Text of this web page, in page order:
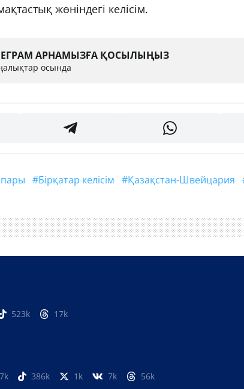
жөніндегі келісім.
АРНАМЫЗҒА ҚОСЫЛЫҢЫЗ
осында
#бірқатар келісім #Қазақстан-Швейцария
523k 17k
386k 1k 7k 56k